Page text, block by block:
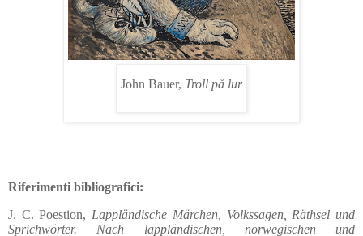
John Bauer, Troll på lur
Riferimenti bibliografici:
J. C. Poestion, Lappländische Märchen, Volkssagen, Räthsel und
Sprichwörter. Nach lappländischen, norwegischen und